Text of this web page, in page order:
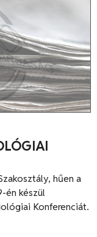
hűen a
én készül
Konferenciát.